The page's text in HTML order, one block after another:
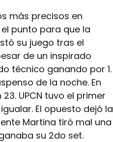
más precisos en
punto para que la
su juego tras el
de un inspirado
técnico ganando por 1.
de la noche. En
UPCN tuvo el primer
El opuesto dejó la
Martina tiró mal una
su 2do set.